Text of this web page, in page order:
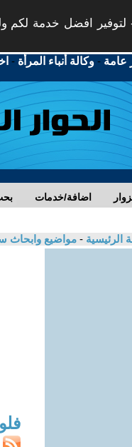
لتوفير افضل خدمة لكم
عامة -وكالة أنباء المرأة -
اضافة/خدمات
الرئيسية - مواضيع وابحاث